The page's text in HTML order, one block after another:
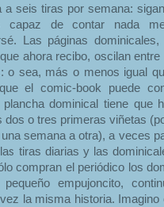
a seis tiras por semana:
de contar nada
Las páginas
ahora recibo, oscilan
o sea, más o menos igual
el comic-book puede
dominical tiene que
dos o tres primeras viñetas
semana a otra), a veces
tiras diarias y las
compran el periódico los
empujoncito,
la misma historia.